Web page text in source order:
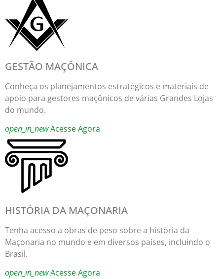
GESTÃO MAÇÔNICA
Conheça os planejamentos estratégicos e materiais de
apoio para gestores maçônicos de várias Grandes Lojas
do mundo.
open_in_newAcesse Agora
HISTÓRIA DA MAÇONARIA
Tenha acesso a obras de peso sobre a história da
Maçonaria no mundo e em diversos países, incluindo o
Brasil.
open_in_newAcesse Agora